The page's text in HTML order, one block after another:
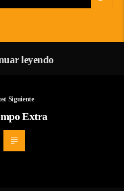
leyendo
Siguiente
Extra